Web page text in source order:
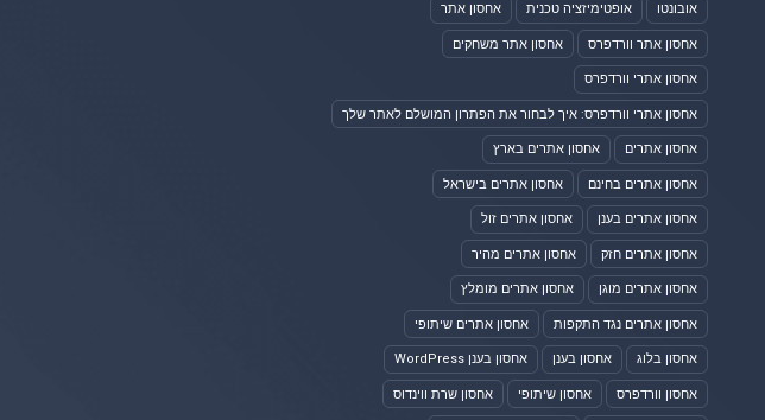
אובונטו אופטימיזציה טכנית אחסון אתר
אחסון אתר וורדפרס אחסון אתר משחקים
אחסון אתרי וורדפרס
אחסון אתרי וורדפרס: איך לבחור את הפתרון המושלם לאתר שלך
אחסון אתרים אחסון אתרים בארץ
אחסון אתרים בחינם אחסון אתרים בישראל
אחסון אתרים בענן אחסון אתרים זול
אחסון אתרים חזק אחסון אתרים מהיר
אחסון אתרים מוגן אחסון אתרים מומלץ
אחסון אתרים נגד התקפות אחסון אתרים שיתופי
אחסון בלוג אחסון בענן אחסון בענן WordPress
אחסון וורדפרס אחסון שיתופי אחסון שרת ווינדוס